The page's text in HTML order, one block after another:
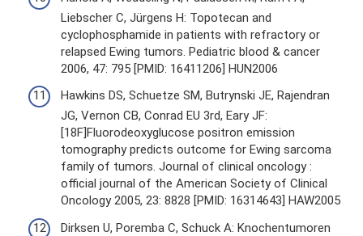
Liebscher C, Jürgens H: Topotecan and
cyclophosphamide in patients with refractory or
relapsed Ewing tumors. Pediatric blood & cancer
2006, 47: 795 [PMID: 16411206] HUN2006
Hawkins DS, Schuetze SM, Butrynski JE, Rajendran
JG, Vernon CB, Conrad EU 3rd, Eary JF:
[18F]Fluorodeoxyglucose positron emission
tomography predicts outcome for Ewing sarcoma
family of tumors. Journal of clinical oncology :
official journal of the American Society of Clinical
Oncology 2005, 23: 8828 [PMID: 16314643] HAW2005
Dirksen U, Poremba C, Schuck A: Knochentumoren